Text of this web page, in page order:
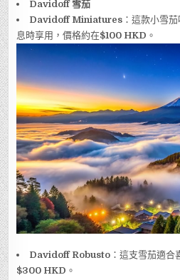
Davidoff 雪茄
Davidoff Miniatures ：這款小雪
息時享用，價格約在$100 HKD 。
Davidoff Robusto ：這支雪茄適
$300 HKD 。